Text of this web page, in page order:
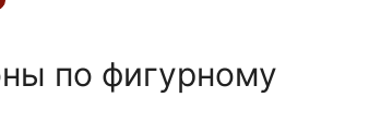
по фигурному